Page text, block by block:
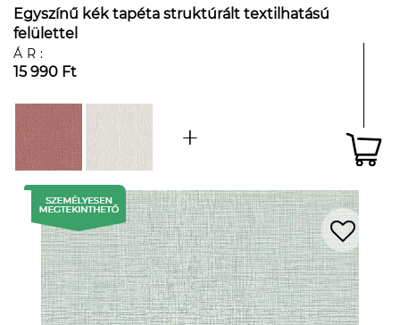
Egyszínű kék tapéta struktúrált textilhatású
felülettel
ÁR:
15 990 Ft